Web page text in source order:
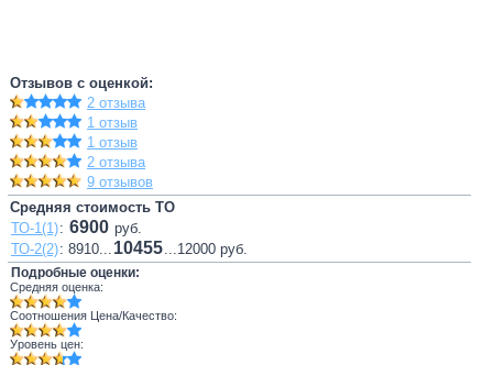
Отзывов с оценкой:
2 отзыва
1 отзыв
1 отзыв
2 отзыва
9 отзывов
Средняя стоимость ТО
ТО-1(1): 6900 руб.
ТО-2(2): 8910... 10455...12000 руб.
Подробные оценки:
Средняя оценка:
Соотношения Цена/Качество:
Уровень цен: